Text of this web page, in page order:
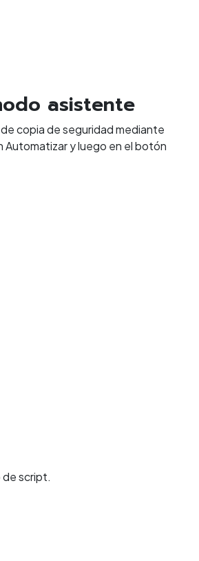
asistente
copia de seguridad mediante
Automatizar y luego en el botón
de script.